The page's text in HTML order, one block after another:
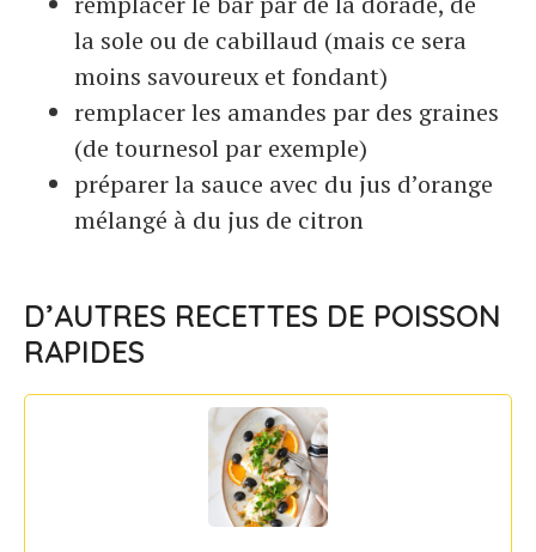
la sole ou de cabillaud (mais ce sera
moins savoureux et fondant)
remplacer les amandes par des graines
(de tournesol par exemple)
préparer la sauce avec du jus d’orange
mélangé à du jus de citron
D’AUTRES RECETTES DE POISSON
RAPIDES